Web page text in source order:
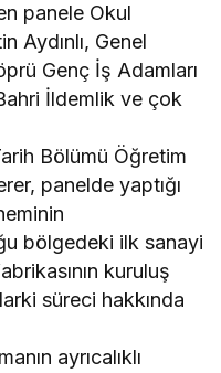
panele Okul
Aydınlı, Genel
Genç İş Adamları
İldemlik ve çok
Bölümü Öğretim
panelde yaptığı
bölgedeki ilk sanayi
kuruluş
süreci hakkında
ayrıcalıklı